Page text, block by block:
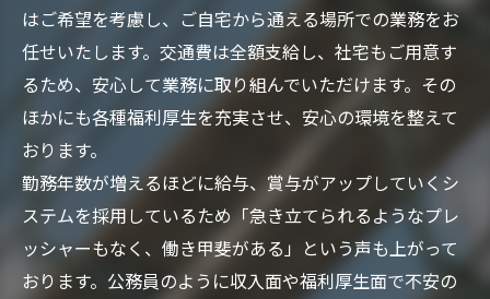
はご希望を考慮し、ご自宅から通える場所での業務をお
任せいたします。交通費は全額支給し、社宅もご用意す
るため、安心して業務に取り組んでいただけます。その
ほかにも各種福利厚生を充実させ、安心の環境を整えて
おります。
勤務年数が増えるほどに給与、賞与がアップしていくシ
ステムを採用しているため「急き立てられるようなプレ
ッシャーもなく、働き甲斐がある」という声も上がって
おります。公務員のように収入面や福利厚生面で不安の